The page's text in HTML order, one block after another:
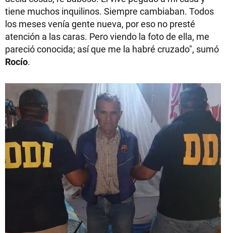
tiene muchos inquilinos. Siempre cambiaban. Todos
los meses venía gente nueva, por eso no presté
atención a las caras. Pero viendo la foto de ella, me
pareció conocida; así que me la habré cruzado", sumó
Rocío.